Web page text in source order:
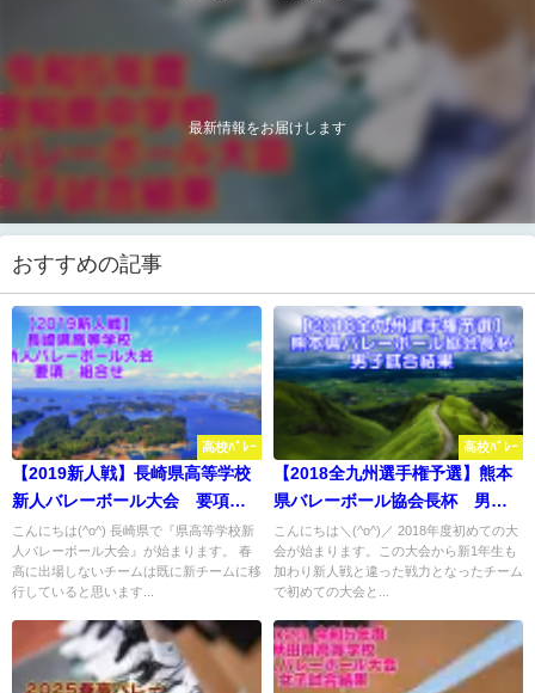
最新情報をお届けします
おすすめの記事
高校ﾊﾞﾚｰ
【2019新人戦】長崎県高等学校
新人バレーボール大会 要項・
組合せ
こんにちは(^o^) 長崎県で『県高等学校新
人バレーボール大会』が始まります。 春
高に出場しないチームは既に新チームに移
行していると思います...
高校ﾊﾞﾚｰ
【2018全九州選手権予選】熊本
県バレーボール協会長杯 男子
試合結果
こんにちは＼(^o^)／ 2018年度初めての大
会が始まります。この大会から新1年生も
加わり新人戦と違った戦力となったチーム
で初めての大会と...